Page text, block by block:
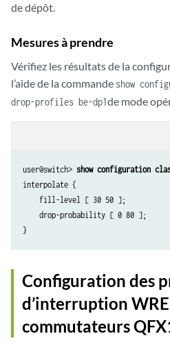
de dépôt.
Mesures à prendre
Vérifiez les résultats de la
l’aide de la commande show
drop-profiles be-dp1de mode
user@switch> show configuration
interpolate {
    fill-level [ 30 50 ];
    drop-probability [ 0 80 ];
}
Configuration des
d’interruption
commutateurs